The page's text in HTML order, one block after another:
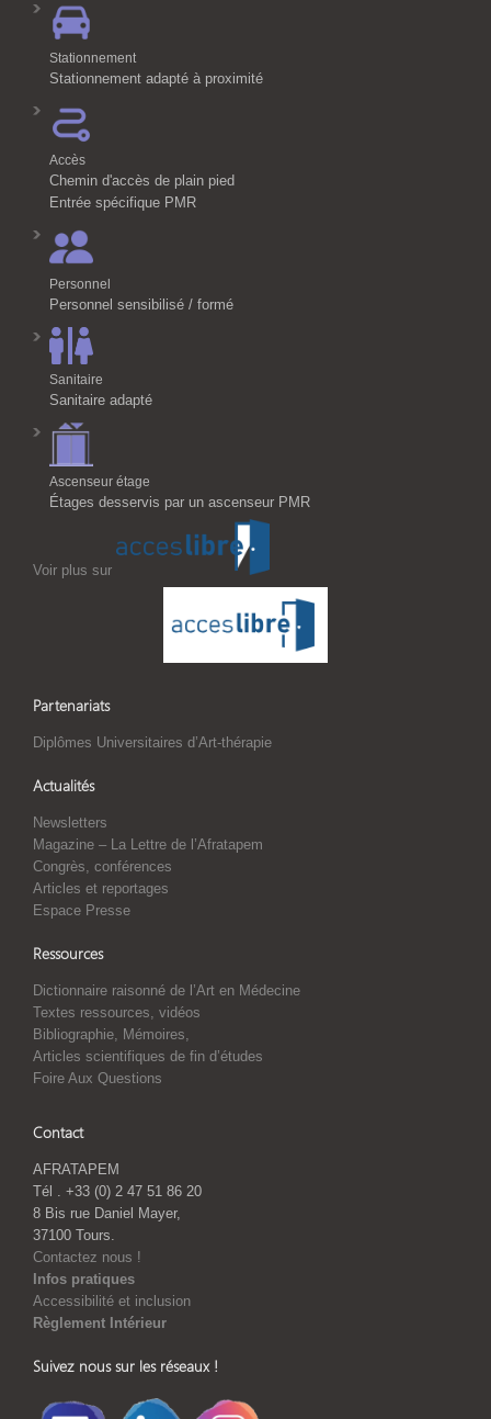
Stationnement
Stationnement adapté à proximité
Accès
Chemin d'accès de plain pied
Entrée spécifique PMR
Personnel
Personnel sensibilisé / formé
Sanitaire
Sanitaire adapté
Ascenseur étage
Étages desservis par un ascenseur PMR
Voir plus sur
Partenariats
Diplômes Universitaires d’Art-thérapie
Actualités
Newsletters
Magazine – La Lettre de l’Afratapem
Congrès, conférences
Articles et reportages
Espace Presse
Ressources
Dictionnaire raisonné de l’Art en Médecine
Textes ressources, vidéos
Bibliographie, Mémoires,
Articles scientifiques de fin d’études
Foire Aux Questions
Contact
AFRATAPEM
Tél . +33 (0) 2 47 51 86 20
8 Bis rue Daniel Mayer,
37100 Tours.
Contactez nous !
Infos pratiques
Accessibilité et inclusion
Règlement Intérieur
Suivez nous sur les réseaux !